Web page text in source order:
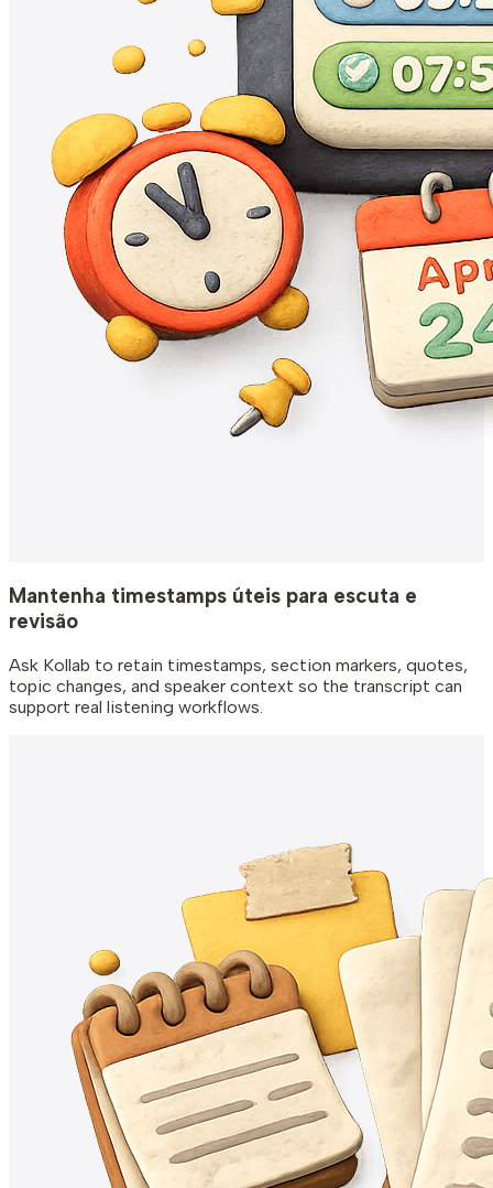
Mantenha timestamps úteis para escuta e
revisão
Ask Kollab to retain timestamps, section markers, quotes,
topic changes, and speaker context so the transcript can
support real listening workflows.